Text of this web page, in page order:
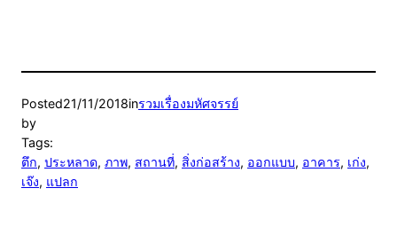
Posted21/11/2018inรวมเรื่องมหัศจรรย์
by
Tags:
ตึก, ประหลาด, ภาพ, สถานที่, สิ่งก่อสร้าง, ออกแบบ, อาคาร, เก่ง
เจ๊ง, แปลก